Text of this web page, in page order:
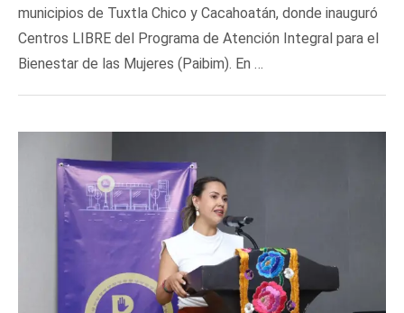
municipios de Tuxtla Chico y Cacahoatán, donde inauguró
Centros LIBRE del Programa de Atención Integral para el
Bienestar de las Mujeres (Paibim). En …